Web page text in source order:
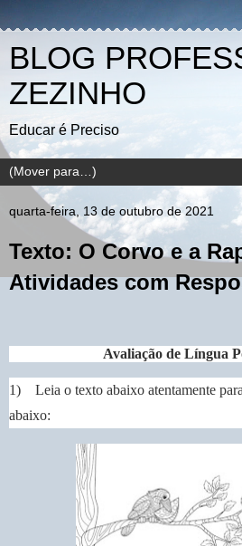
BLOG
ZEZINHO
Educar é Preciso
quarta-feira, 13 de outubro de 2021
Texto: O Corvo e a
Atividades com
Avaliação de Língua
1) Leia o texto abaixo atentamente
abaixo: